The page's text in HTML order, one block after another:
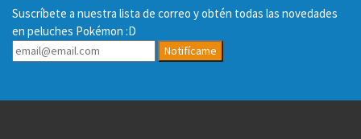
Suscríbete a nuestra lista de correo y obtén todas las novedades
en peluches Pokémon :D
Notifícame